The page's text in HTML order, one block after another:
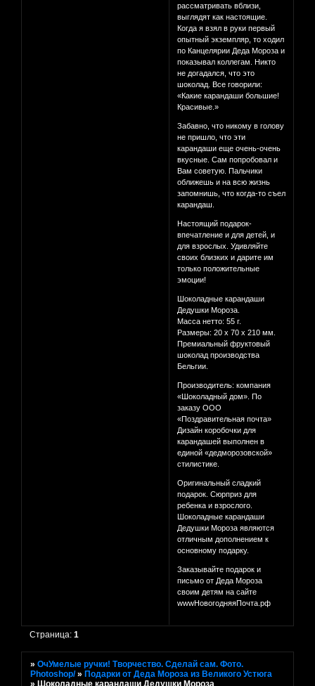
рассматривать вблизи,
выглядят как настоящие.
Когда я взял в руки первый
опытный экземпляр, то ходил
по Канцелярии Деда Мороза и
показывал коллегам. Никто
не догадался, что это
шоколад. Все говорили:
«Какие карандаши большие!
Красивые.»
Забавно, что никому в голову
не пришло, что эти
карандаши еще очень-очень
вкусные. Сам попробовал и
Вам советую. Пальчики
оближешь и на всю жизнь
запомнишь, что когда-то съел
карандаш.
Настоящий подарок-
впечатление и для детей, и
для взрослых. Удивляйте
своих близких и дарите им
только положительные
эмоции!
Шоколадные карандаши
Дедушки Мороза.
Масса нетто: 55 г.
Размеры: 20 х 70 х 210 мм.
Премиальный фруктовый
шоколад производства
Бельгии.
Производитель: компания
«Шоколадный дом». По
заказу ООО
«Поздравительная почта»
Дизайн коробочки для
карандашей выполнен в
единой «дедморозовской»
стилистике.
Оригинальный сладкий
подарок. Сюрприз для
ребенка и взрослого.
Шоколадные карандаши
Дедушки Мороза являются
отличным дополнением к
основному подарку.
Заказывайте подарок и
письмо от Деда Мороза
своим детям на сайте
wwwНовогодняяПочта.рф
Страница:1
»ОчУмелые ручки! Творчество. Сделай сам. Фото.
Photoshop/ »Подарки от Деда Мороза из Великого Устюга
»Шоколадные карандаши Дедушки Мороза